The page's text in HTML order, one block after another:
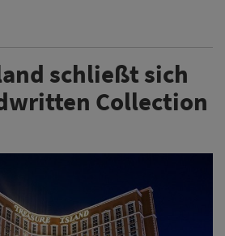
schließt sich
Collection